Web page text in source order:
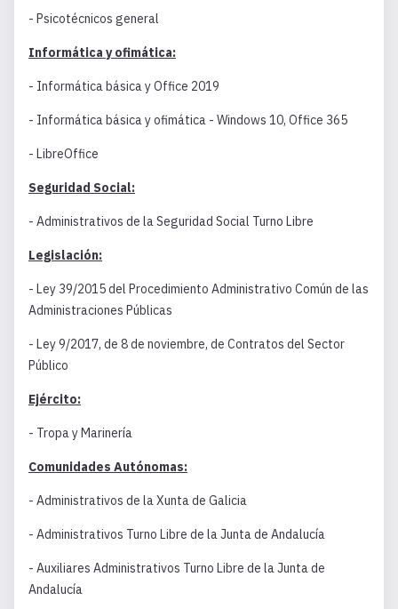
- Psicotécnicos general
Informática y ofimática:
- Informática básica y Office 2019
- Informática básica y ofimática - Windows 10, Office 365
- LibreOffice
Seguridad Social:
- Administrativos de la Seguridad Social Turno Libre
Legislación:
- Ley 39/2015 del Procedimiento Administrativo Común de las
Administraciones Públicas
- Ley 9/2017, de 8 de noviembre, de Contratos del Sector
Público
Ejército:
- Tropa y Marinería
Comunidades Autónomas:
- Administrativos de la Xunta de Galicia
- Administrativos Turno Libre de la Junta de Andalucía
- Auxiliares Administrativos Turno Libre de la Junta de
Andalucía